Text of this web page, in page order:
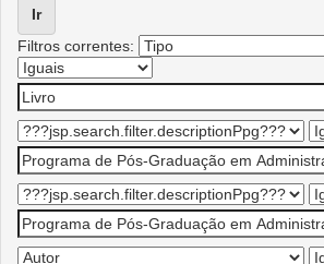
Filtros correntes: